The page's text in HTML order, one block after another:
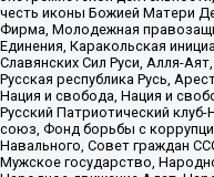
честь иконы Божией Матери
Фирма, Молодежная
Единения, Каракольская
Славянских Сил Руси, Алля-
Русская республика Русь,
Нация и свобода, Нация и
Русский Патриотический
союз, Фонд борьбы с
Навального, Совет граждан
Мужское государство,